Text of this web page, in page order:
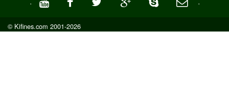
· ·
© Kifines.com 2001-2026